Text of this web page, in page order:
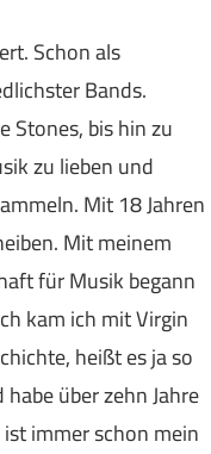
Schon als
Bands.
Stones, bis hin zu
zu lieben und
Mit 18 Jahren
Mit meinem
für Musik begann
kam ich mit Virgin
heißt es ja so
über zehn Jahre
immer schon mein